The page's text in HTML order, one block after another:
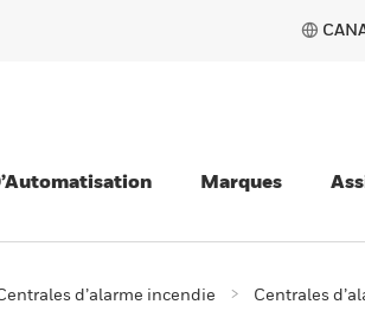
Marques
d’alarme incendie Centrales